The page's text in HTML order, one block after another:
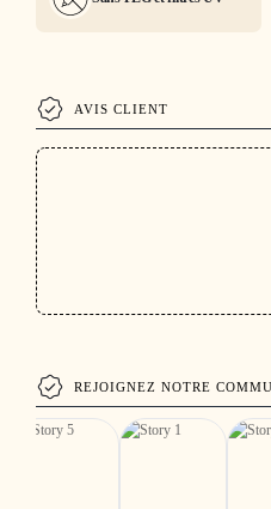
AVIS CLIENT
REJOIGNEZ NOTRE